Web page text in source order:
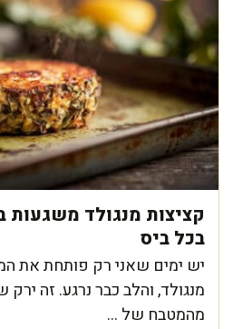
קציצות מנגולד משגעות
בכל ביס
יש ימים שאני רק פותחת את
מנגולד, והלב כבר נרגע. זה ירק
מהמטבח של ...